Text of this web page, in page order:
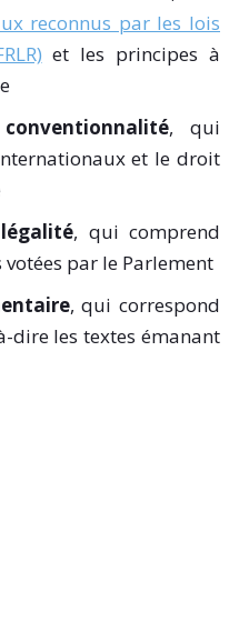
reconnus par les lois
et les principes à
, qui
et le droit
, qui comprend
par le Parlement
, qui correspond
dire les textes émanant